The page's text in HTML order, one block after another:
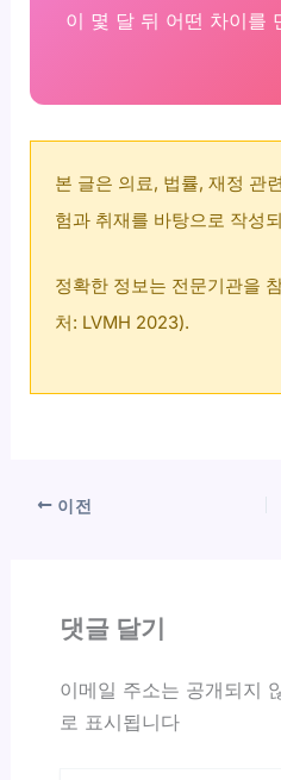
이 몇 달 뒤 어떤 차이를
본 글은 의료, 법률, 재정 관
험과 취재를 바탕으로 작성
정확한 정보는 전문기관을
처: LVMH 2023).
이전
댓글 달기
이메일 주소는 공개되지
로 표시됩니다